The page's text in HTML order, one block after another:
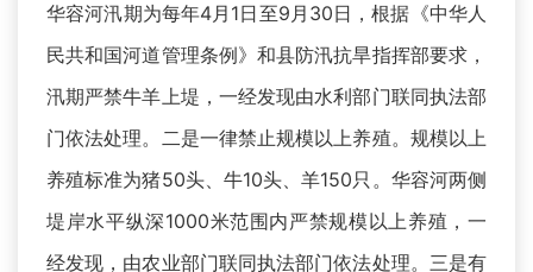
华容河汛期为每年4月1日至9月30日，根据《中华人
民共和国河道管理条例》和县防汛抗旱指挥部要求，
汛期严禁牛羊上堤，一经发现由水利部门联同执法部
门依法处理。二是一律禁止规模以上养殖。规模以上
养殖标准为猪50头、牛10头、羊150只。华容河两侧
堤岸水平纵深1000米范围内严禁规模以上养殖，一
经发现，由农业部门联同执法部门依法处理。三是有